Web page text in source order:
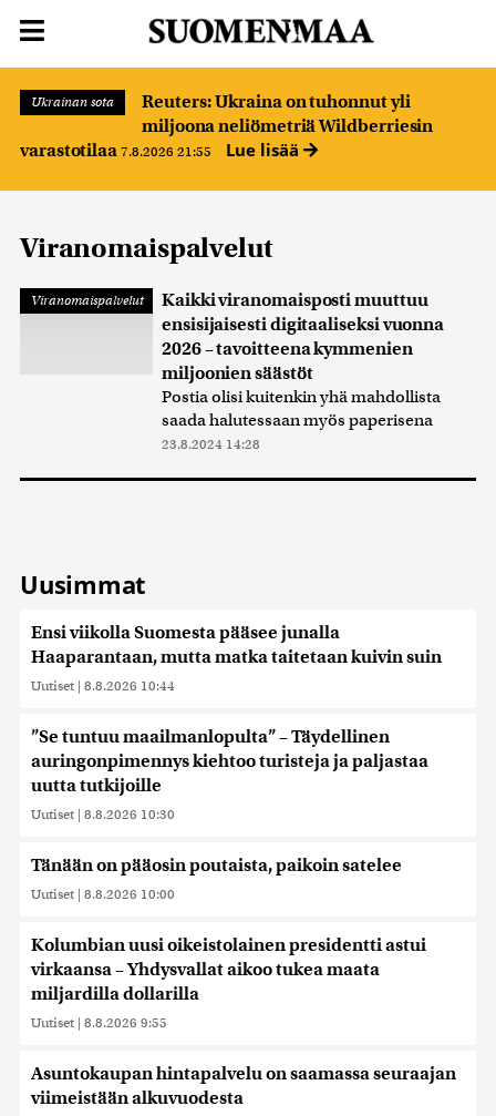
Ukrainan sota
Reuters: Ukraina on tuhonnut yli
miljoona neliömetriä Wildberriesin
varastotilaa 7.8.2026 21:55 Lue lisää
Viranomaispalvelut
Viranomaispalvelut
Kaikki viranomaisposti muuttuu
ensisijaisesti digitaaliseksi vuonna
2026 – tavoitteena kymmenien
miljoonien säästöt
Postia olisi kuitenkin yhä mahdollista
saada halutessaan myös paperisena
23.8.2024 14:28
Uusimmat
Ensi viikolla Suomesta pääsee junalla
Haaparantaan, mutta matka taitetaan kuivin suin
Uutiset | 8.8.2026 10:44
”Se tuntuu maailmanlopulta” – Täydellinen
auringonpimennys kiehtoo turisteja ja paljastaa
uutta tutkijoille
Uutiset | 8.8.2026 10:30
Tänään on pääosin poutaista, paikoin satelee
Uutiset | 8.8.2026 10:00
Kolumbian uusi oikeistolainen presidentti astui
virkaansa – Yhdysvallat aikoo tukea maata
miljardilla dollarilla
Uutiset | 8.8.2026 9:55
Asuntokaupan hintapalvelu on saamassa seuraajan
viimeistään alkuvuodesta